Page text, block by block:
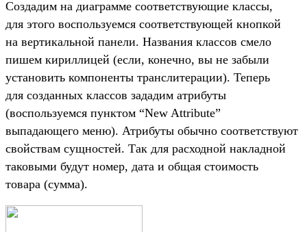
Создадим на диаграмме соответствующие классы,
для этого воспользуемся соответствующей кнопкой
на вертикальной панели. Названия классов смело
пишем кириллицей (если, конечно, вы не забыли
установить компоненты транслитерации). Теперь
для созданных классов зададим атрибуты
(воспользуемся пунктом “New Attribute”
выпадающего меню). Атрибуты обычно соответствуют
свойствам сущностей. Так для расходной накладной
таковыми будут номер, дата и общая стоимость
товара (сумма).